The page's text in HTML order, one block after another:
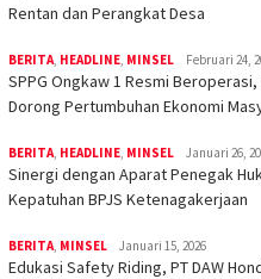
Rentan dan Perangkat Desa
BERITA HEADLINE MINSEL Februari 24,
SPPG Ongkaw 1 Resmi
Dorong Pertumbuhan Ekonomi
BERITA HEADLINE MINSEL Januari 26,
Sinergi dengan Aparat Penegak
Kepatuhan BPJS Ketenagakerjaan
BERITA MINSEL Januari 15, 2026
Edukasi Safety Riding, PT DAW